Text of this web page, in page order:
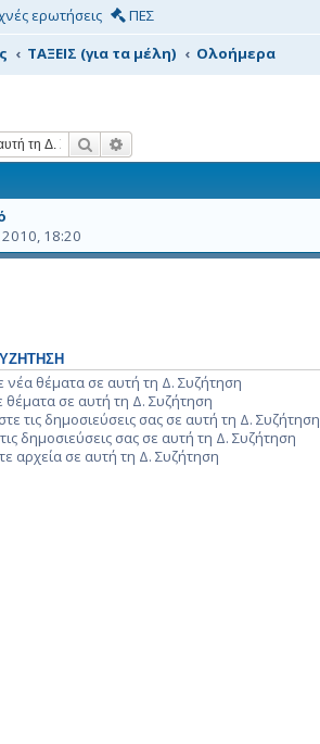
ερωτήσεις ΠΕΣ
ΤΑΞΕΙΣ (για τα μέλη) Ολοήμερα
Αναζήτηση
18:20
νέα θέματα σε αυτή τη Δ. Συζήτηση
σε αυτή τη Δ. Συζήτηση
τις δημοσιεύσεις σας σε αυτή τη Δ. Συζήτηση
δημοσιεύσεις σας σε αυτή τη Δ. Συζήτηση
αρχεία σε αυτή τη Δ. Συζήτηση